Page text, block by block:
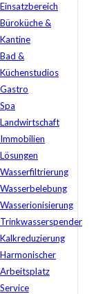
Einsatzbereich
Büroküche &
Kantine
Bad &
Küchenstudios
Gastro
Spa
Landwirtschaft
Immobilien
Lösungen
Wasserfiltrierung
Wasserbelebung
Wasserionisierung
Trinkwasserspender
Kalkreduzierung
Harmonischer
Arbeitsplatz
Service